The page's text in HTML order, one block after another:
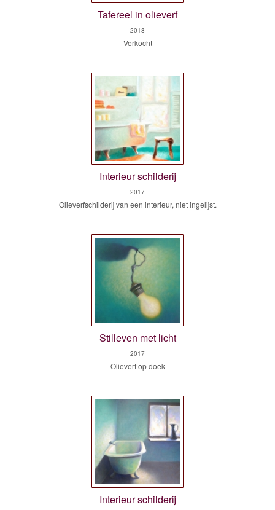
Tafereel in olieverf
2018
Verkocht
Interieur schilderij
2017
Olieverfschilderij van een interieur, niet ingelijst.
Stilleven met licht
2017
Olieverf op doek
Interieur schilderij